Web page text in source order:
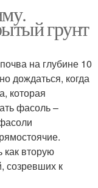
грунт
на глубине 10
дождаться, когда
которая
фасоль –
вторую
созревших к